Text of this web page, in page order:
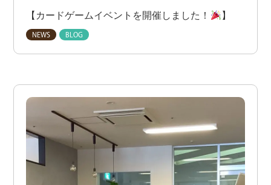
【カードゲームイベントを開催しました！ 】